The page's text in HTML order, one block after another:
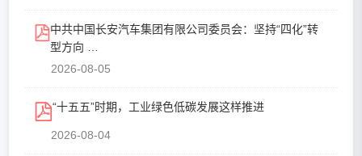
中共中国长安汽车集团有限公司委员会：坚持“四化”转
型方向 …
2026-08-05
“十五五”时期，工业绿色低碳发展这样推进
2026-08-04